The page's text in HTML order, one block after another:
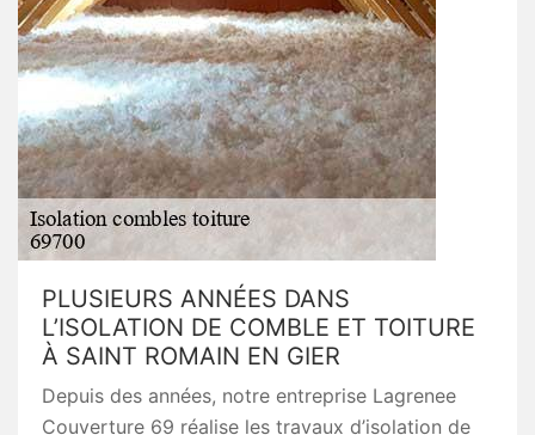
PLUSIEURS ANNÉES DANS
L’ISOLATION DE COMBLE ET TOITURE
À SAINT ROMAIN EN GIER
Depuis des années, notre entreprise Lagrenee
Couverture 69 réalise les travaux d’isolation de